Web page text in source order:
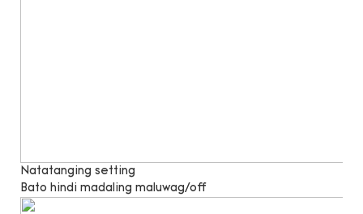
Natatanging setting
Bato hindi madaling maluwag/off